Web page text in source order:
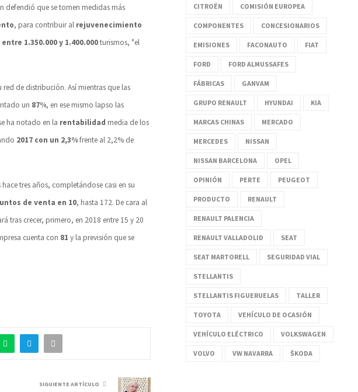
defendió que se tomen medidas más
, para contribuir al rejuvenecimiento
entre 1.350.000 y 1.400.000turismos, "el
de distribución. Así mientras que las
un 87%, en ese mismo lapso las
ha notado en la rentabilidad media de los
2017 con un 2,3%frente al 2,2% de
tres años, completándose casi en su
de venta en 10, hasta 172. De cara al
tras crecer, primero, en 2018 entre 15 y 20
cuenta con 81 y la previsión que se
SIGUIENTE ARTÍCULO
CITROËN COMISIÓN EUROPEA
COMPONENTES CONCESIONARIOS
EMISIONES FACONAUTO FIAT
FORD FORD ALMUSSAFES
FÁBRICAS GANVAM
GRUPO RENAULT HYUNDAI KIA
MARCAS CHINAS MERCADO
MERCEDES NISSAN
NISSAN BARCELONA OPEL
OPINIÓN PERTE PEUGEOT
PRODUCTO RENAULT
RENAULT PALENCIA
RENAULT VALLADOLID SEAT
SEAT MARTORELL SEGURIDAD VIAL
STELLANTIS
STELLANTIS FIGUERUELAS TALLER
TOYOTA VEHÍCULO DE OCASIÓN
VEHÍCULO ELÉCTRICO VOLKSWAGEN
VOLVO VW NAVARRA ŠKODA